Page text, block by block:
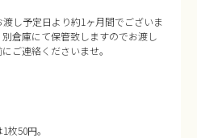
し予定日より約1ヶ月間でございま
倉庫にて保管致しますのでお渡し
ご連絡くださいませ。
50円。